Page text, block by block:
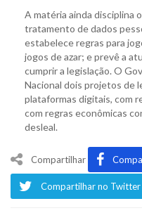
A matéria ainda disciplina
tratamento de dados
estabelece regras para
jogos de azar; e prevê a
cumprir a legislação. O
Nacional dois projetos de
plataformas digitais, com
com regras econômicas
desleal.
Compartilhar
Compartilhar no Twitter